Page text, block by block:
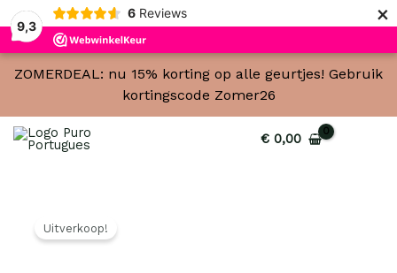
9,3
6 Reviews ×
ZOMERDEAL: nu 15% korting op alle geurtjes! Gebruik
kortingscode Zomer26
€0,00
Uitverkoop!
Zeep